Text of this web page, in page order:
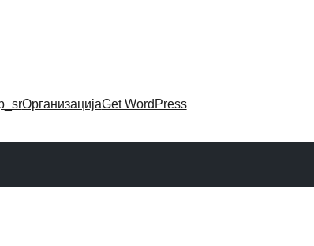
ОрганизацијаGet WordPress